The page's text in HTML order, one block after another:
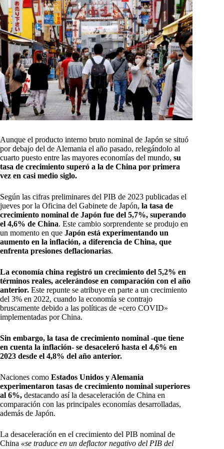
Aunque el producto interno bruto nominal de Japón se situó
por debajo del de Alemania el año pasado, relegándolo al
cuarto puesto entre las mayores economías del mundo, su
tasa de crecimiento superó a la de China por primera
vez en casi medio siglo.
Según las cifras preliminares del PIB de 2023 publicadas el
jueves por la Oficina del Gabinete de Japón, la tasa de
crecimiento nominal de Japón fue del 5,7%, superando
el 4,6% de China. Este cambio sorprendente se produjo en
un momento en que Japón está experimentando un
aumento en la inflación, a diferencia de China, que
enfrenta presiones deflacionarias.
La economía china registró un crecimiento del 5,2% en
términos reales, acelerándose en comparación con el año
anterior. Este repunte se atribuye en parte a un crecimiento
del 3% en 2022, cuando la economía se contrajo
bruscamente debido a las políticas de «cero COVID»
implementadas por China.
Sin embargo, la tasa de crecimiento nominal -que tiene
en cuenta la inflación- se desaceleró hasta el 4,6% en
2023 desde el 4,8% del año anterior.
Naciones como Estados Unidos y Alemania
experimentaron tasas de crecimiento nominal superiores
al 6%, destacando así la desaceleración de China en
comparación con las principales economías desarrolladas,
además de Japón.
La desaceleración en el crecimiento del PIB nominal de
China «se traduce en un deflactor negativo del PIB del